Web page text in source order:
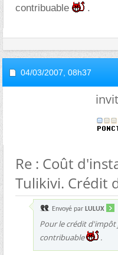
contribuable
.
04/03/2007, 08h37
Re : Coût
Tulikivi. Crédit
Envoyé par LULUX
Pour le crédit d'impôt
contribuable
.